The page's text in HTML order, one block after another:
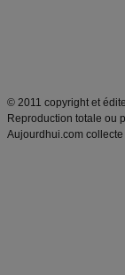
© 2011 copyright et
Reproduction totale ou
Aujourdhui.com